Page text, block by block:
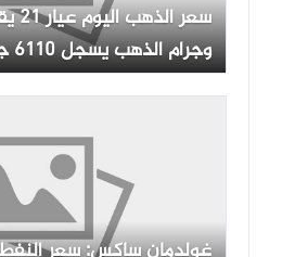
سعر
وجرام الذهب يسجل 6110 جنيهات